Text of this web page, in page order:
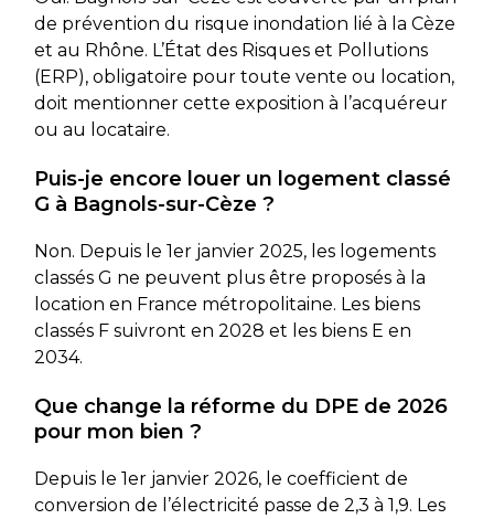
de prévention du risque inondation lié à la Cèze
et au Rhône. L’État des Risques et Pollutions
(ERP), obligatoire pour toute vente ou location,
doit mentionner cette exposition à l’acquéreur
ou au locataire.
Puis-je encore louer un logement classé
G à Bagnols-sur-Cèze ?
Non. Depuis le 1er janvier 2025, les logements
classés G ne peuvent plus être proposés à la
location en France métropolitaine. Les biens
classés F suivront en 2028 et les biens E en
2034.
Que change la réforme du DPE de 2026
pour mon bien ?
Depuis le 1er janvier 2026, le coefficient de
conversion de l’électricité passe de 2,3 à 1,9. Les